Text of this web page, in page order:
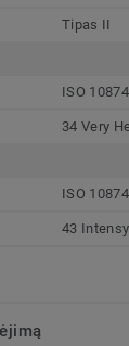
Tipas II
ISO 10874
34 Very
ISO 10874
43